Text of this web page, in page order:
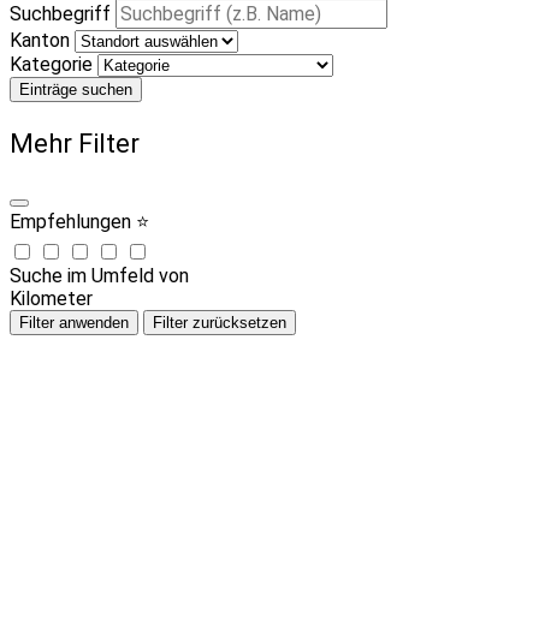
Suchbegriff
Kanton
Kategorie
Einträge suchen
Mehr Filter
Empfehlungen ⭐
Suche im Umfeld von
Kilometer
Filter anwenden Filter zurücksetzen